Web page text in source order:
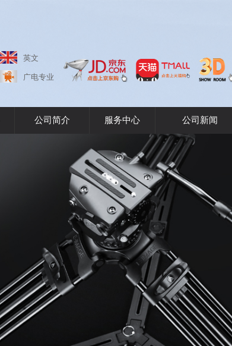
英文
广电专业
公司简介 服务中心 公司新闻